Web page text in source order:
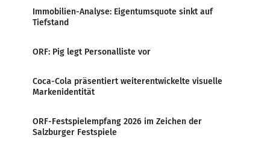
Immobilien-Analyse: Eigentumsquote sinkt auf
Tiefstand
ORF: Pig legt Personalliste vor
Coca-Cola präsentiert weiterentwickelte visuelle
Markenidentität
ORF-Festspielempfang 2026 im Zeichen der
Salzburger Festspiele